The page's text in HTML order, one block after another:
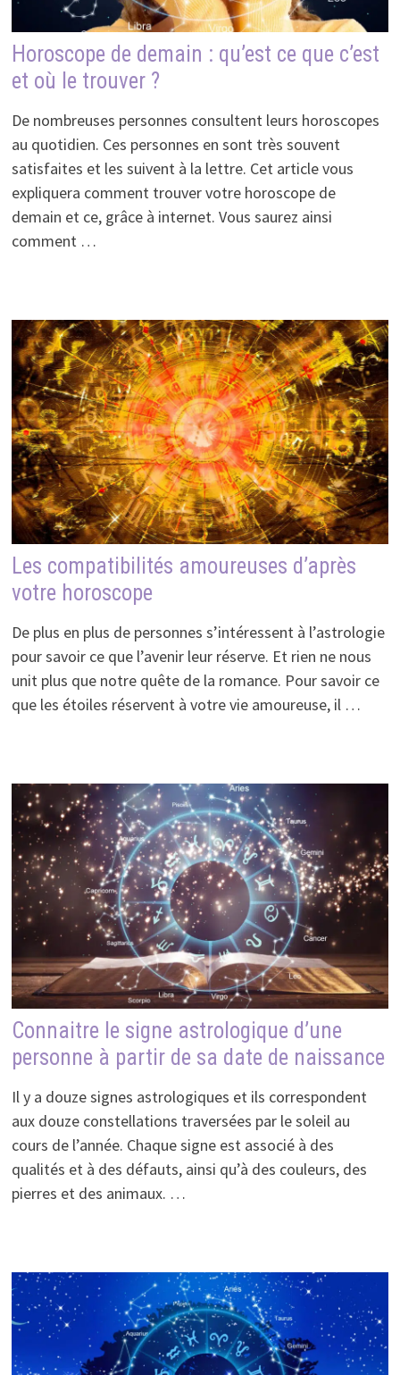
Horoscope de demain : qu’est ce que c’est
et où le trouver ?
De nombreuses personnes consultent leurs horoscopes
au quotidien. Ces personnes en sont très souvent
satisfaites et les suivent à la lettre. Cet article vous
expliquera comment trouver votre horoscope de
demain et ce, grâce à internet. Vous saurez ainsi
comment …
Les compatibilités amoureuses d’après
votre horoscope
De plus en plus de personnes s’intéressent à l’astrologie
pour savoir ce que l’avenir leur réserve. Et rien ne nous
unit plus que notre quête de la romance. Pour savoir ce
que les étoiles réservent à votre vie amoureuse, il …
Connaitre le signe astrologique d’une
personne à partir de sa date de naissance
Il y a douze signes astrologiques et ils correspondent
aux douze constellations traversées par le soleil au
cours de l’année. Chaque signe est associé à des
qualités et à des défauts, ainsi qu’à des couleurs, des
pierres et des animaux. …